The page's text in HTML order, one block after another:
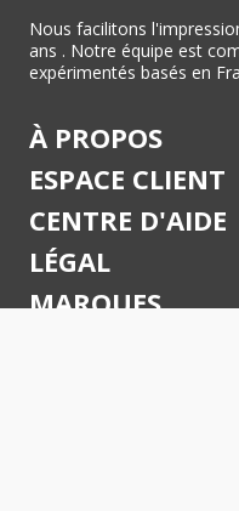
Nous facilitons
ans . Notre équipe est
expérimentés basés en
À PROPOS
ESPACE CLIENT
CENTRE D'AIDE
LÉGAL
MARQUES